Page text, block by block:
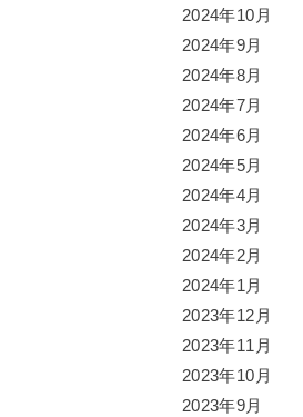
2024年10月
2024年9月
2024年8月
2024年7月
2024年6月
2024年5月
2024年4月
2024年3月
2024年2月
2024年1月
2023年12月
2023年11月
2023年10月
2023年9月